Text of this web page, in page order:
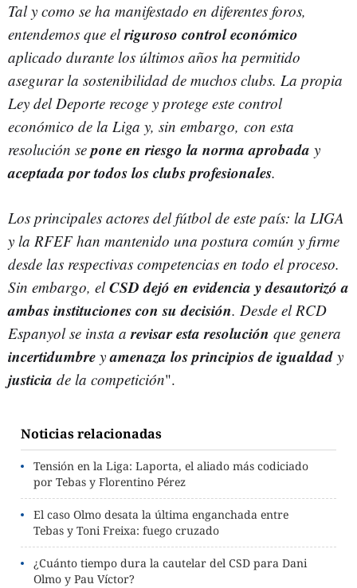
Tal y como se ha manifestado en diferentes foros,
entendemos que elriguroso control económico
aplicado durante los últimos años ha permitido
asegurar la sostenibilidad de muchos clubs. La propia
Ley del Deporte recoge y protege este control
económico de la Liga y, sin embargo, con esta
resolución sepone en riesgo la norma aprobada y
aceptada por todos los clubs profesionales.
Los principales actores del fútbol de este país: la LIGA
y la RFEF han mantenido una postura común y firme
desde las respectivas competencias en todo el proceso.
Sin embargo, elCSD dejó en evidencia y desautorizó a
ambas instituciones con su decisión. Desde el RCD
Espanyol se insta arevisar esta resolución que genera
incertidumbre yamenaza los principios de igualdad y
justicia de la competición".
Noticias relacionadas
Tensión en la Liga: Laporta, el aliado más codiciado
por Tebas y Florentino Pérez
El caso Olmo desata la última enganchada entre
Tebas y Toni Freixa: fuego cruzado
¿Cuánto tiempo dura la cautelar del CSD para Dani
Olmo y Pau Víctor?